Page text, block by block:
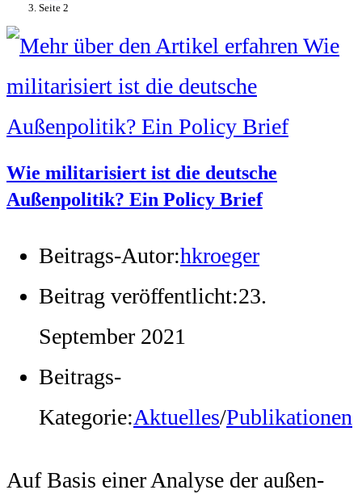
Seite 2
Wie militarisiert ist die deutsche
Außenpolitik? Ein Policy Brief
Beitrags-Autor:hkroeger
Beitrag veröffentlicht:23.
September 2021
Beitrags-
Kategorie:Aktuelles/Publikationen
Auf Basis einer Analyse der außen-